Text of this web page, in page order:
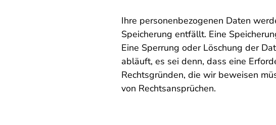
Ihre personenbezogenen Daten
Speicherung entfällt. Eine
Eine Sperrung oder Löschung der
abläuft, es sei denn, dass eine
Rechtsgründen, die wir beweisen
von Rechtsansprüchen.